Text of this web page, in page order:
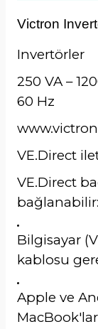
Victron
Invertörler
250 VA –
60 Hz
VE.Direct
VE.Direct
bağlanabilir:
Bilgisayar
kablosu
Apple ve